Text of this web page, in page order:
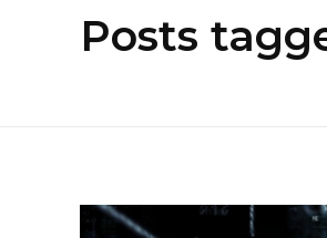
Posts